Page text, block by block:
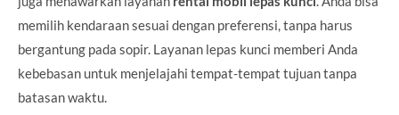
memilih kendaraan sesuai dengan preferensi, tanpa harus
bergantung pada sopir. Layanan lepas kunci memberi Anda
kebebasan untuk menjelajahi tempat-tempat tujuan tanpa
batasan waktu.